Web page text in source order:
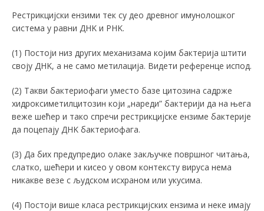
Рестрикцијски ензими тек су део древног имунолошког
система у равни ДНK и РНK.
(1) Постоји низ других механизама којим бактерија штити
своју ДНK, а не само метилација. Видети референце испод.
(2) Такви бактериофаги уместо базе цитозина садрже
хидроксиметилцитозин који „нареди” бактерији да на њега
веже шећер и тако спречи рестрикцијске ензиме бактерије
да поцепају ДНK бактериофага.
(3) Да бих предупредио олаке закључке површног читања,
слатко, шећери и кисео у овом контексту вируса нема
никакве везе с људском исхраном или укусима.
(4) Постоји више класа рестрикцијских ензима и неке имају